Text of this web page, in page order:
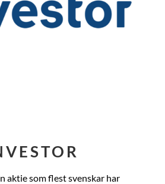
aktie som flest svenskar har